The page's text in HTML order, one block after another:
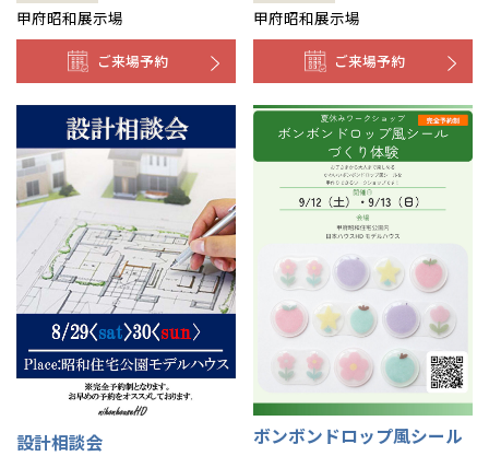
甲府昭和展示場
ご来場予約
甲府昭和展示場
ご来場予約
設計相談会 ボンボンドロップ風シール